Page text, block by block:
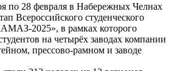
по 28 февраля в Набережных Челнах
Всероссийского студенческого
2025», в рамках которого
на четырёх заводах компании
прессово-рамном и заводе